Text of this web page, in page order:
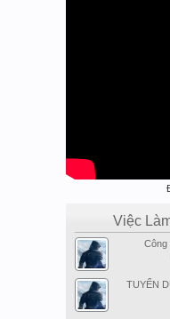
Việc
Công
TUYỂN